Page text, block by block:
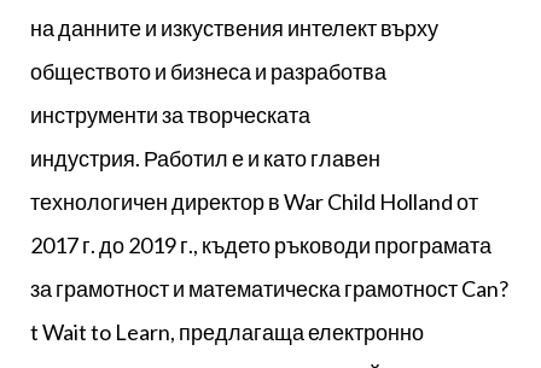
на данните и изкуствения интелект върху
обществото и бизнеса и разработва
инструменти за творческата
индустрия. Работил е и като главен
технологичен директор в War Child Holland от
2017 г. до 2019 г., където ръководи програмата
за грамотност и математическа грамотност Can?
t Wait to Learn, предлагаща електронно